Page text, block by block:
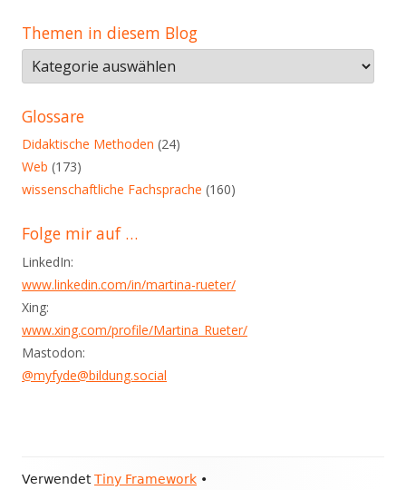
Themen in diesem Blog
Themen
in
diesem
Blog
Glossare
Didaktische Methoden (24)
Web (173)
wissenschaftliche Fachsprache (160)
Folge mir auf …
LinkedIn:
www.linkedin.com/in/martina-rueter/
Xing:
www.xing.com/profile/Martina_Rueter/
Mastodon:
@myfyde@bildung.social
Footer
VerwendetTiny Framework •